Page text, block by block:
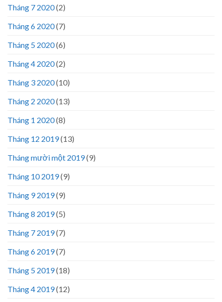
Tháng 7 2020(2)
Tháng 6 2020(7)
Tháng 5 2020(6)
Tháng 4 2020(2)
Tháng 3 2020(10)
Tháng 2 2020(13)
Tháng 1 2020(8)
Tháng 12 2019(13)
Tháng mười một 2019(9)
Tháng 10 2019(9)
Tháng 9 2019(9)
Tháng 8 2019(5)
Tháng 7 2019(7)
Tháng 6 2019(7)
Tháng 5 2019(18)
Tháng 4 2019(12)